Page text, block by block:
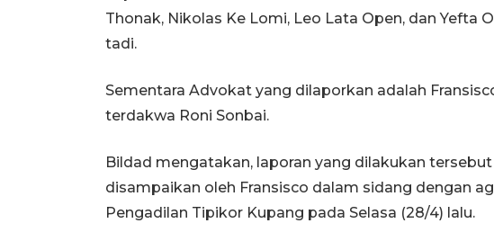
Thonak, Nikolas Ke Lomi, Leo Lata Open, dan Yefta
tadi.
Sementara Advokat yang dilaporkan adalah
terdakwa Roni Sonbai.
Bildad mengatakan, laporan yang dilakukan
disampaikan oleh Fransisco dalam sidang dengan
Pengadilan Tipikor Kupang pada Selasa (28/4) lalu.